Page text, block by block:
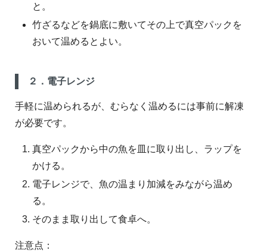
と。
竹ざるなどを鍋底に敷いてその上で真空パックを
おいて温めるとよい。
２．電子レンジ
手軽に温められるが、むらなく温めるには事前に解凍
が必要です。
真空パックから中の魚を皿に取り出し、ラップを
かける。
電子レンジで、魚の温まり加減をみながら温め
る。
そのまま取り出して食卓へ。
注意点：